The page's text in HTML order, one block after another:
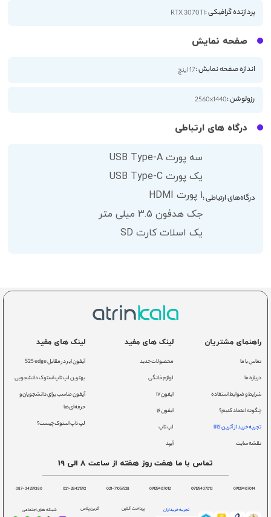
پردازنده گرافیکی :RTX 3070TI
صفحه نمایش
اندازه صفحه نمایش :17 اینچ
رزولوشن :2560x1440
درگاه های ارتباطی
درگاه‌های ارتباطی :
سه پورت USB Type-A
یک پورت USB Type-C
1 پورت HDMI
جک هدفون 3.5 میلی متر
یک اسلات کارت SD
راهنمای مشتریان
تماس با ما
درباره ما
شرایط و ضوابط استفاده
چگونه اعتماد کنیم؟
تجربه خرید از آترین کالا
نقشه سایت
لینک های مفید
محصولات جدید
لوازم خانگی
ایفون ۱۷
ایفون ۱۶
لپ تاپ
آیپد
لینک های مفید
آیفون ایر در مقابل S25 edge
بهترین لپ تاپ استوک دانشجویی
آیفون مناسب برای دانشجویان و
حرفه‌ای‌ها
لپ تاپ استوک چیست؟
تماس با ما هفت روز هفته از ساعت 8 الی 19
09129407014
09129407013
09129407012
021-71057528
021-28421592
087-34259380
تجربه خریداران پرداخت آنلاین آترین پلاس شبکه های اجتماعی